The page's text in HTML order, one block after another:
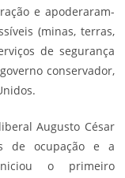
e apoderaram-
(minas, terras,
de segurança
conservador,
Augusto César
de ocupação e a
o primeiro